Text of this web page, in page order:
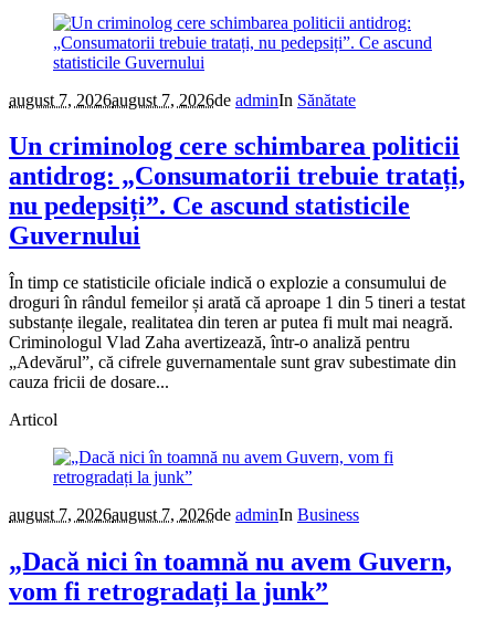
august 7, 2026august 7, 2026de adminIn Sănătate
Un criminolog cere schimbarea politicii
antidrog: „Consumatorii trebuie tratați,
nu pedepsiți”. Ce ascund statisticile
Guvernului
În timp ce statisticile oficiale indică o explozie a consumului de
droguri în rândul femeilor și arată că aproape 1 din 5 tineri a testat
substanțe ilegale, realitatea din teren ar putea fi mult mai neagră.
Criminologul Vlad Zaha avertizează, într-o analiză pentru
„Adevărul”, că cifrele guvernamentale sunt grav subestimate din
cauza fricii de dosare...
Articol
august 7, 2026august 7, 2026de adminIn Business
„Dacă nici în toamnă nu avem Guvern,
vom fi retrogradați la junk”